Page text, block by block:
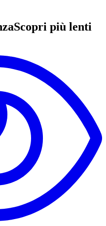
Scopri più lenti